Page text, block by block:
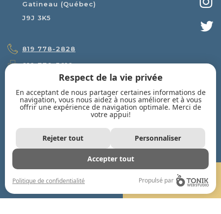
Gatineau (Québec)
J9J 3K5
819 778-2828
819 778-3618
INSCRIVEZ-VOUS À NOTRE INFOLETTRE
UN PROJET EN TÊTE?
CONTACTEZ-NOUS!
Respect de la vie privée
En acceptant de nous partager certaines informations de
navigation, vous nous aidez à nous améliorer et à vous
offrir une expérience de navigation optimale. Merci de
votre appui!
Rejeter tout Personnaliser
Accepter tout
Politique de confidentialité Propulsé par